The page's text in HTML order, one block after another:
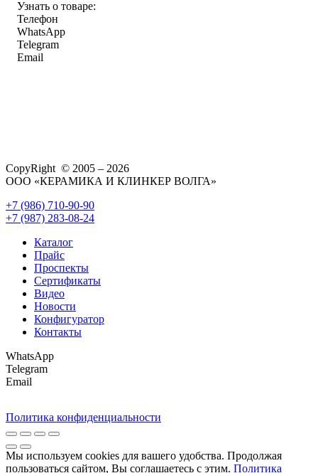
Узнать о товаре:
Телефон
WhatsApp
Telegram
Email
CopyRight © 2005 – 2026
ООО «КЕРАМИКА И КЛИНКЕР ВОЛГА»
+7 (986) 710-90-90
+7 (987) 283-08-24
Каталог
Прайс
Проспекты
Сертификаты
Видео
Новости
Конфигуратор
Контакты
WhatsApp
Telegram
Email
Политика конфиденциальности
Мы используем cookies для вашего удобства. Продолжая
пользоваться сайтом, Вы соглашаетесь с этим. Политика